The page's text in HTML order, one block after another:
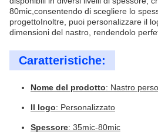
80mic,consentendo di scegliere lo
progettoInoltre, puoi personalizzare il
dimensioni del nastro, rendendolo
Caratteristiche:
Nome del prodotto: Nastro
Il logo: Personalizzato
Spessore: 35mic-80mic